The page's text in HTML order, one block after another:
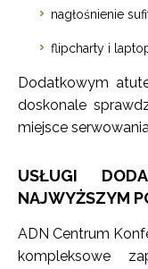
nagłośnienie
flipcharty i
Dodatkowym
doskonale
miejsce
USŁUGI
NAJWYŻSZYM
ADN Centrum
kompleksowe